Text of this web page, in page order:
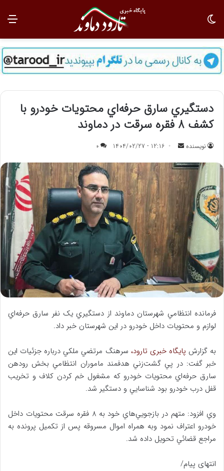
دستگيري سارق حرفه‌اي محتويات خودرو با
کشف 8 فقره سرقت در دماوند
نویسنده
س
ا
ل
ب
ه
ا
ی
م
ل
12:16 - 1404/02/27
0
فرمانده انتظامي شهرستان دماوند از دستگيري یک نفر سارق حرفه‌اي
لوازم و محتويات داخل خودرو در اين شهرستان خبر داد.
به گزارش پایگاه خبری تارود، سرهنگ مرتضي ملکي درباره جزئيات اين
خبر گفت: در پي گشت‌زني هدفمند ماموران انتظامي بخش رودهن
سارق حرفه‌اي محتويات خودرو که مشغول خم کردن کلاف و تخريب
قفل درب خودرو بود شناسايي و دستگير شد.
وي افزود: متهم در بازجويي‌هاي خود به 8 فقره سرقت محتويات داخل
خودرو اعتراف نمود وبه همراه اموال مسروقه پس از تكميل پرونده به
مراجع قضائي تحويل داده شد.
انتهای پیام/